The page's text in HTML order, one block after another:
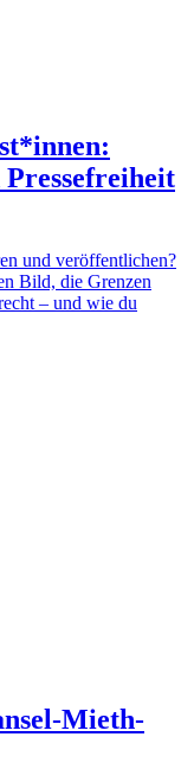
und veröffentlichen?
Bild, die Grenzen
– und wie du
Mieth-